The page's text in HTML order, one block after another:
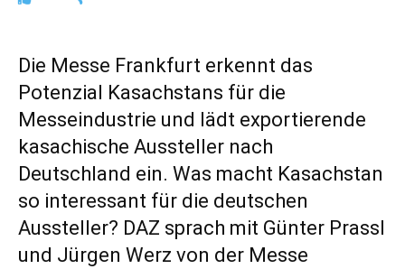
Die Messe Frankfurt erkennt das
Potenzial Kasachstans für die
Messeindustrie und lädt exportierende
kasachische Aussteller nach
Deutschland ein. Was macht Kasachstan
so interessant für die deutschen
Aussteller? DAZ sprach mit Günter Prassl
und Jürgen Werz von der Messe